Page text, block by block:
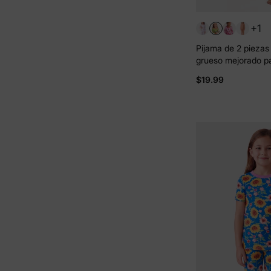
+1
Pijama de 2 piezas
grueso mejorado
Halloween, con
para niñas
$19.99